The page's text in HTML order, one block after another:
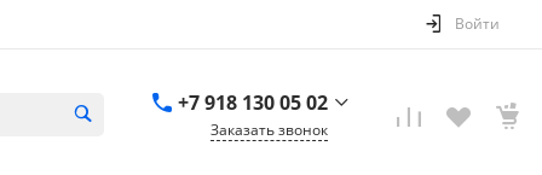
Войти
+7 918 130 05 02
Заказать звонок